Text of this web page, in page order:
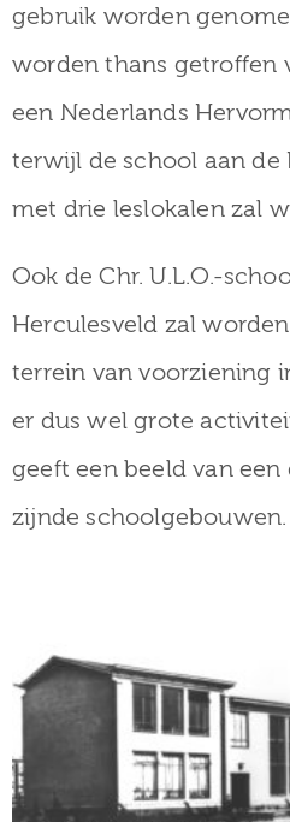
gebruik worden
worden thans getroffen
een Nederlands
terwijl de school aan de
met drie leslokalen zal
Ook de Chr. U.L.O.-
Herculesveld zal
terrein van voorziening
er dus wel grote
geeft een beeld van
zijnde schoolgebouwen.